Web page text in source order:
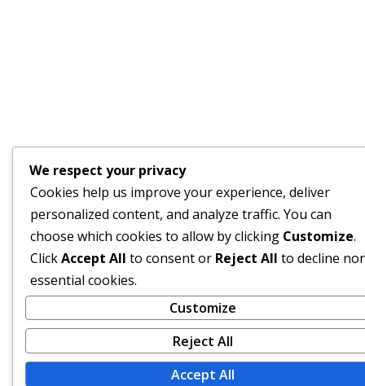
We respect your privacy
Cookies help us improve your experience, deliver
personalized content, and analyze traffic. You can
choose which cookies to allow by clicking Customize.
ClickAccept All to consent or Reject All to decline
essential cookies.
Customize
Reject All
Accept All